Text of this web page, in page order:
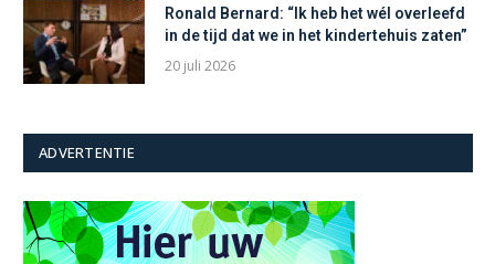
Ronald Bernard: “Ik heb het wél overleefd
in de tijd dat we in het kindertehuis zaten”
20 juli 2026
ADVERTENTIE